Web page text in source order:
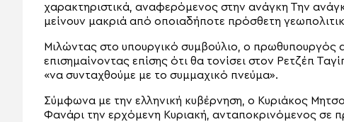
χαρακτηριστικά, αναφερόμενος στην ανάγκη Την
μείνουν μακριά από οποιαδήποτε πρόσθετη
Μιλώντας στο υπουργικό συμβούλιο, ο πρωθυπουργός
επισημαίνοντας επίσης ότι θα τονίσει στον Ρετζέπ
«να συνταχθούμε με το συμμαχικό πνεύμα».
Σύμφωνα με την ελληνική κυβέρνηση, ο Κυριάκος
Φανάρι την ερχόμενη Κυριακή, ανταποκρινόμενος σε